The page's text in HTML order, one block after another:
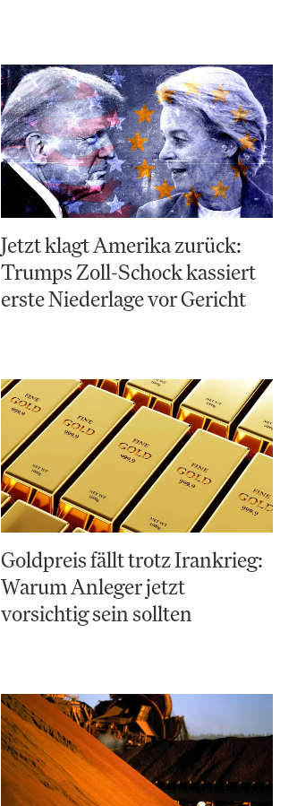
Jetzt klagt Amerika zurück:
Trumps Zoll-Schock kassiert
erste Niederlage vor Gericht
Goldpreis fällt trotz Irankrieg:
Warum Anleger jetzt
vorsichtig sein sollten